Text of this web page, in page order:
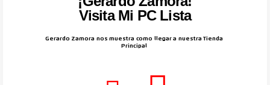
Visita Mi PC Lista
Gerardo Zamora nos muestra como llegar a nuestra Tienda
Principal